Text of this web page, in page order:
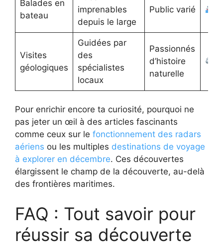
Balades en
bateau
imprenables
depuis le large
Public varié
Visites
géologiques
Guidées par
des
spécialistes
locaux
Passionnés
d’histoire
naturelle
Pour enrichir encore ta curiosité, pourquoi ne
pas jeter un œil à des articles fascinants
comme ceux sur le fonctionnement des radars
aériens ou les multiples destinations de voyage
à explorer en décembre. Ces découvertes
élargissent le champ de la découverte, au-delà
des frontières maritimes.
FAQ : Tout savoir pour
réussir sa découverte